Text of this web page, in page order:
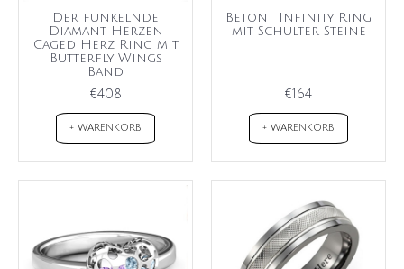
Der funkelnde
Diamant Herzen
Caged Herz Ring mit
Butterfly Wings
Band
€408
+ WARENKORB
Betont Infinity Ring
mit Schulter Steine
€164
+ WARENKORB